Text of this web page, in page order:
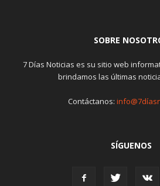
SOBRE
7 Días Noticias es su sitio web
brindamos las últimas
Contáctanos:
SÍGUENOS